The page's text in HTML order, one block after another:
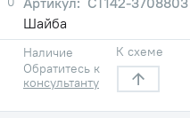
Шайба
Наличие
Обратитесь к
консультанту
К схеме